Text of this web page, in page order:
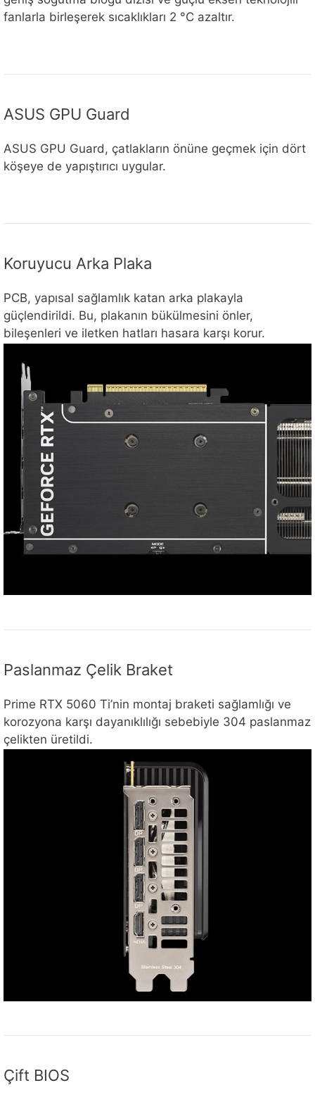
fanlarla birleşerek sıcaklıkları 2 °C azaltır.
ASUS GPU Guard
ASUS GPU Guard, çatlakların önüne geçmek için dört
köşeye de yapıştırıcı uygular.
Koruyucu Arka Plaka
PCB, yapısal sağlamlık katan arka plakayla
güçlendirildi. Bu, plakanın bükülmesini önler,
bileşenleri ve iletken hatları hasara karşı korur.
Paslanmaz Çelik Braket
Prime RTX 5060 Ti’nin montaj braketi sağlamlığı ve
korozyona karşı dayanıklılığı sebebiyle 304 paslanmaz
çelikten üretildi.
Çift BIOS